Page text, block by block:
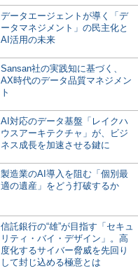
データエージェントが導く「デ
ータマネジメント」の民主化と
AI活用の未来
Sansan社の実践知に基づく、
AX時代のデータ品質マネジメン
ト
AI対応のデータ基盤「レイクハ
ウスアーキテクチャ」が、ビジ
ネス成長を加速させる鍵に
製造業のAI導入を阻む「個別最
適の遺産」をどう打破するか
信託銀行の“雄”が目指す「セキュ
リティ・バイ・デザイン」。高
度化するサイバー脅威を先回り
して封じ込める極意とは